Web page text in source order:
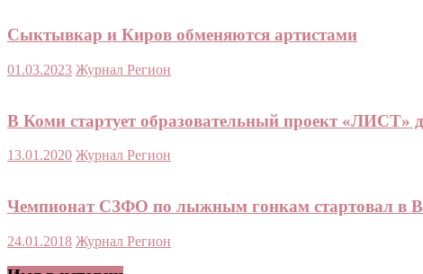
Сыктывкар и Киров обменяются артистами
01.03.2023 Журнал Регион
В Коми стартует образовательный проект
13.01.2020 Журнал Регион
Чемпионат СЗФО по лыжным гонкам стартовал в
24.01.2018 Журнал Регион